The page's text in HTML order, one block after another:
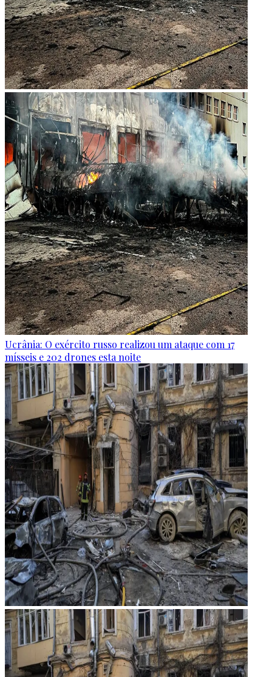
Ucrânia: O exército russo realizou um ataque com 17
mísseis e 202 drones esta noite